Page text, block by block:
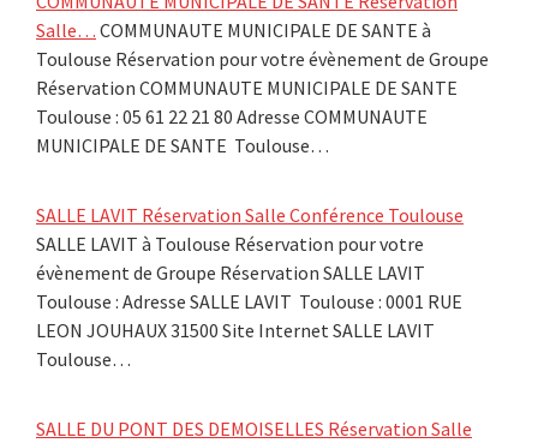
Salle… COMMUNAUTE MUNICIPALE DE SANTE à
Toulouse Réservation pour votre évènement de Groupe
Réservation COMMUNAUTE MUNICIPALE DE SANTE
Toulouse : 05 61 22 21 80 Adresse COMMUNAUTE
MUNICIPALE DE SANTE Toulouse…
SALLE LAVIT Réservation Salle Conférence Toulouse
SALLE LAVIT à Toulouse Réservation pour votre
évènement de Groupe Réservation SALLE LAVIT
Toulouse : Adresse SALLE LAVIT Toulouse : 0001 RUE
LEON JOUHAUX 31500 Site Internet SALLE LAVIT
Toulouse…
SALLE DU PONT DES DEMOISELLES Réservation Salle